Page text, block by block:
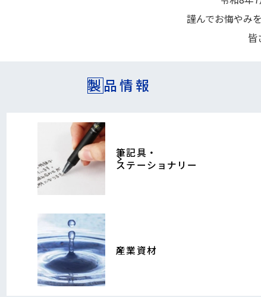
謹んでお悔やみ
皆
製品情報
筆記具・
ステーショナリー
産業資材